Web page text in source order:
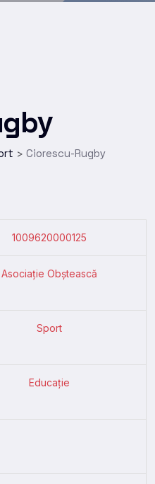
> Ciorescu-Rugbу
1009620000125
Asociație Obștească
Sport
Educație